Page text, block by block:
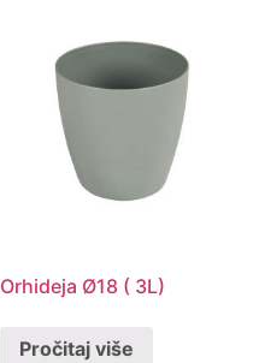
Orhideja Ø18 ( 3L)
Pročitaj više